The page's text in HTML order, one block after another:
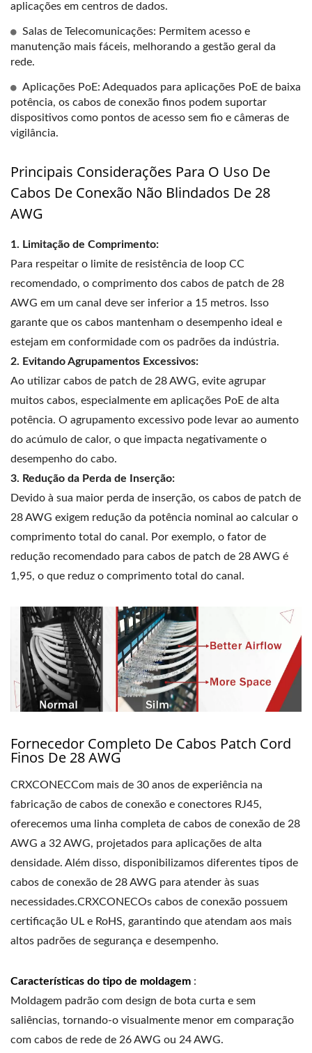
aplicações em centros de dados.
Salas de Telecomunicações: Permitem acesso e
manutenção mais fáceis, melhorando a gestão geral da
rede.
Aplicações PoE: Adequados para aplicações PoE de baixa
potência, os cabos de conexão finos podem suportar
dispositivos como pontos de acesso sem fio e câmeras de
vigilância.
Principais Considerações Para O Uso De
Cabos De Conexão Não Blindados De 28
AWG
1. Limitação de Comprimento:
Para respeitar o limite de resistência de loop CC
recomendado, o comprimento dos cabos de patch de 28
AWG em um canal deve ser inferior a 15 metros. Isso
garante que os cabos mantenham o desempenho ideal e
estejam em conformidade com os padrões da indústria.
2. Evitando Agrupamentos Excessivos:
Ao utilizar cabos de patch de 28 AWG, evite agrupar
muitos cabos, especialmente em aplicações PoE de alta
potência. O agrupamento excessivo pode levar ao aumento
do acúmulo de calor, o que impacta negativamente o
desempenho do cabo.
3. Redução da Perda de Inserção:
Devido à sua maior perda de inserção, os cabos de patch de
28 AWG exigem redução da potência nominal ao calcular o
comprimento total do canal. Por exemplo, o fator de
redução recomendado para cabos de patch de 28 AWG é
1,95, o que reduz o comprimento total do canal.
Fornecedor Completo De Cabos Patch Cord
Finos De 28 AWG
CRXCONECCom mais de 30 anos de experiência na
fabricação de cabos de conexão e conectores RJ45,
oferecemos uma linha completa de cabos de conexão de 28
AWG a 32 AWG, projetados para aplicações de alta
densidade. Além disso, disponibilizamos diferentes tipos de
cabos de conexão de 28 AWG para atender às suas
necessidades.CRXCONECOs cabos de conexão possuem
certificação UL e RoHS, garantindo que atendam aos mais
altos padrões de segurança e desempenho.
Características do tipo de moldagem :
Moldagem padrão com design de bota curta e sem
saliências, tornando-o visualmente menor em comparação
com cabos de rede de 26 AWG ou 24 AWG.